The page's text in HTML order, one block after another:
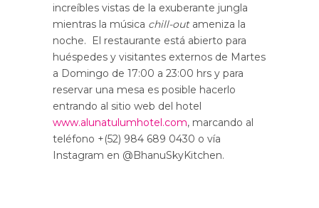
increíbles vistas de la exuberante jungla
mientras la música chill-outameniza la
noche. El restaurante está abierto para
huéspedes y visitantes externos de Martes
a Domingo de 17:00 a 23:00 hrs y para
reservar una mesa es posible hacerlo
entrando al sitio web del hotel
www.alunatulumhotel.com, marcando al
teléfono +(52) 984 689 0430 o vía
Instagram en @BhanuSkyKitchen.